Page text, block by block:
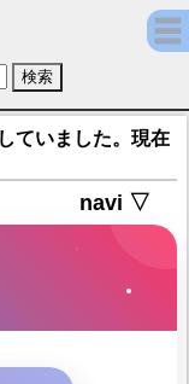
麻雀一番街 - オ
ていました。現在
navi ▽